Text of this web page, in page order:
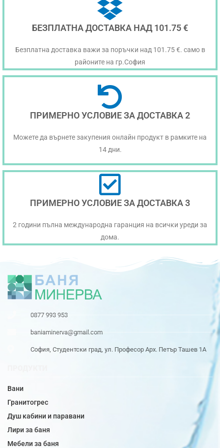
БЕЗПЛАТНА ДОСТАВКА НАД 101.75 €
Безплатна доставка важи за поръчки над 101.75 €. само в
районите на гр.София
ПРИМЕРНО УСЛОВИЕ ЗА ДОСТАВКА 2
Можете да върнете закупения онлайн продукт в рамките на
14 дни.
ПРИМЕРНО УСЛОВИЕ ЗА ДОСТАВКА 3
2 години пълна международна гаранция на всички уреди за
дома.
0877 993 953
baniaminerva@gmail.com
София, Студентски град, ул. Професор Арх. Петър Ташев 1А
Вани
Гранитогрес
Душ кабини и паравани
Лири за баня
Мебели за баня